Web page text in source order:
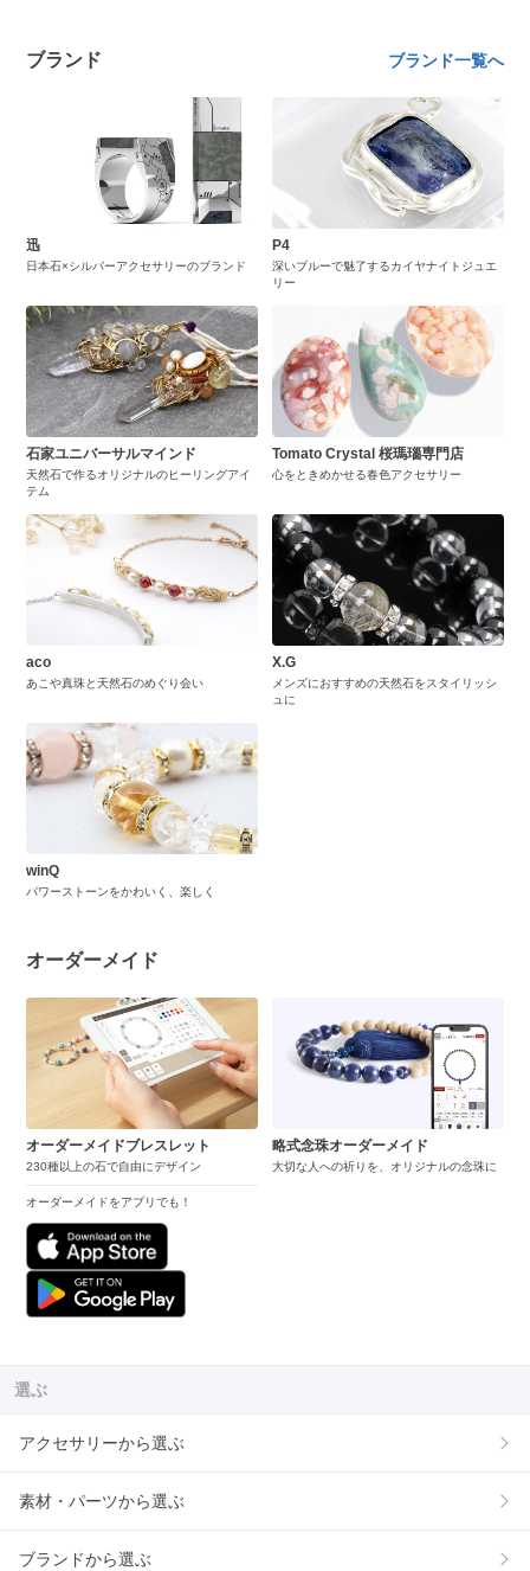
ブランド ブランド一覧へ
迅
日本石×シルバーアクセサリーのブランド
P4
深いブルーで魅了するカイヤナイトジュエ
リー
石家ユニバーサルマインド
天然石で作るオリジナルのヒーリングアイ
テム
Tomato Crystal 桜瑪瑙専門店
心をときめかせる春色アクセサリー
aco
あこや真珠と天然石のめぐり会い
X.G
メンズにおすすめの天然石をスタイリッシ
ュに
winQ
パワーストーンをかわいく、楽しく
オーダーメイド
オーダーメイドブレスレット
230種以上の石で自由にデザイン
オーダーメイドをアプリでも！
略式念珠オーダーメイド
大切な人への祈りを、オリジナルの念珠に
選ぶ
アクセサリーから選ぶ
素材・パーツから選ぶ
ブランドから選ぶ